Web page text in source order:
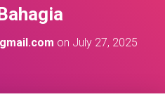
on July 27, 2025